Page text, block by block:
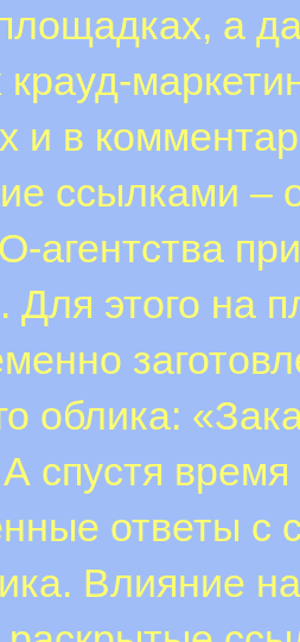
а
и в
ссылками –
агентства
Для этого на
облика:
спустя
ответы с
Влияние